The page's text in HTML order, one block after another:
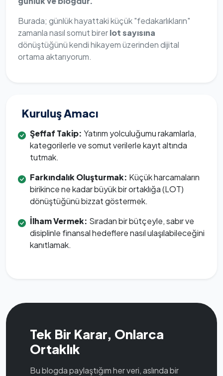
Burada; günlük hayattaki küçük "fedakarlıkların"
zamanla nasıl somut birerlot sayısına
dönüştüğünü kendi hikayem üzerinden dijital
ortama aktarıyorum.
Kuruluş Amacı
Şeffaf Takip: Yatırım yolculuğumu rakamlarla,
kategorilerle ve somut verilerle kayıt altında
tutmak.
Farkındalık Oluşturmak: Küçük harcamaların
birikince ne kadar büyük bir ortaklığa (LOT)
dönüştüğünü bizzat göstermek.
İlham Vermek: Sıradan bir bütçeyle, sabır ve
disiplinle finansal hedeflere nasıl ulaşılabileceğini
kanıtlamak.
Tek Bir Karar, Onlarca
Ortaklık
Bu blogda paylaştığım her veri, aslında bir